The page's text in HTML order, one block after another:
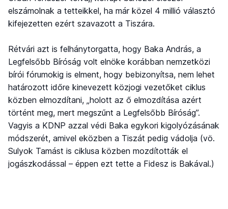
elszámolnak a tetteikkel, ha már közel 4 millió választó
kifejezetten ezért szavazott a Tiszára.
Rétvári azt is felhánytorgatta, hogy Baka András, a
Legfelsőbb Bíróság volt elnöke korábban nemzetközi
bírói fórumokig is elment, hogy bebizonyítsa, nem lehet
határozott időre kinevezett közjogi vezetőket ciklus
közben elmozdítani, „holott az ő elmozdítása azért
történt meg, mert megszűnt a Legfelsőbb Bíróság”.
Vagyis a KDNP azzal védi Baka egykori kigolyózásának
módszerét, amivel eközben a Tiszát pedig vádolja (vö.
Sulyok Tamást is ciklusa közben mozdították el
jogászkodással – éppen ezt tette a Fidesz is Bakával.)